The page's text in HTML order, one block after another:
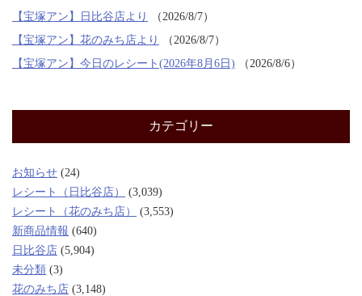
【宝塚アン】日比谷店より
2026/8/7
【宝塚アン】花のみち店より
2026/8/7
【宝塚アン】今日のレシート(2026年8月6日)
2026/8/6
カテゴリー
お知らせ (24)
レシート（日比谷店）
(3,039)
レシート（花のみち店）
(3,553)
新商品情報 (640)
日比谷店 (5,904)
未分類 (3)
花のみち店 (3,148)